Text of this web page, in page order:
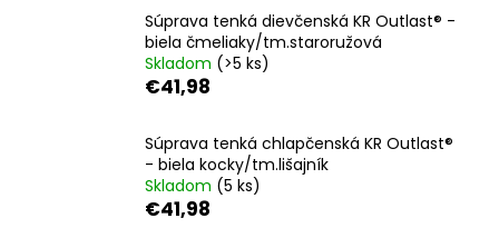
Súprava tenká dievčenská KR Outlast® -
biela čmeliaky/tm.staroružová
Skladom (>5 ks)
€41,98
Súprava tenká chlapčenská KR Outlast®
- biela kocky/tm.lišajník
Skladom (5 ks)
€41,98